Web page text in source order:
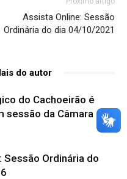
Assista Online: Sessão
Ordinária do dia 04/10/2021
do autor
do Cachoeirão é
sessão da Câmara de
Sessão Ordinária do